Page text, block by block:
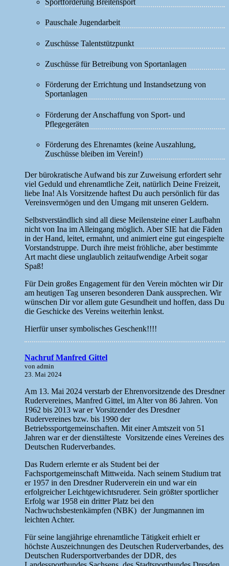
Pauschale Jugendarbeit
Zuschüsse Talentstützpunkt
Zuschüsse für Betreibung von Sportanlagen
Förderung der Errichtung und Instandsetzung von
Sportanlagen
Förderung der Anschaffung von Sport- und
Pflegegeräten
Förderung des Ehrenamtes (keine Auszahlung,
Zuschüsse bleiben im Verein!)
Der bürokratische Aufwand bis zur Zuweisung erfordert sehr
viel Geduld und ehrenamtliche Zeit, natürlich Deine Freizeit,
liebe Ina! Als Vorsitzende haftest Du auch persönlich für das
Vereinsvermögen und den Umgang mit unseren Geldern.
Selbstverständlich sind all diese Meilensteine einer Laufbahn
nicht von Ina im Alleingang möglich. Aber SIE hat die Fäden
in der Hand, leitet, ermahnt, und animiert eine gut eingespielte
Vorstandstruppe. Durch ihre meist fröhliche, aber bestimmte
Art macht diese unglaublich zeitaufwendige Arbeit sogar
Spaß!
Für Dein großes Engagement für den Verein möchten wir Dir
am heutigen Tag unseren besonderen Dank aussprechen. Wir
wünschen Dir vor allem gute Gesundheit und hoffen, dass Du
die Geschicke des Vereins weiterhin lenkst.
Hierfür unser symbolisches Geschenk!!!!
Nachruf Manfred Gittel
von admin
23. Mai 2024
Am 13. Mai 2024 verstarb der Ehrenvorsitzende des Dresdner
Rudervereines, Manfred Gittel, im Alter von 86 Jahren. Von
1962 bis 2013 war er Vorsitzender des Dresdner
Rudervereines bzw. bis 1990 der
Betriebssportgemeinschaften. Mit einer Amtszeit von 51
Jahren war er der dienstälteste Vorsitzende eines Vereines des
Deutschen Ruderverbandes.
Das Rudern erlernte er als Student bei der
Fachsportgemeinschaft Mittweida. Nach seinem Studium trat
er 1957 in den Dresdner Ruderverein ein und war ein
erfolgreicher Leichtgewichtsruderer. Sein größter sportlicher
Erfolg war 1958 ein dritter Platz bei den
Nachwuchsbestenkämpfen (NBK) der Jungmannen im
leichten Achter.
Für seine langjährige ehrenamtliche Tätigkeit erhielt er
höchste Auszeichnungen des Deutschen Ruderverbandes, des
Deutschen Rudersportverbandes der DDR, des